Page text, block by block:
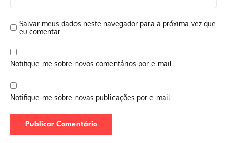
Salvar meus dados neste navegador para a próxima vez que
eu comentar.
Notifique-me sobre novos comentários por e-mail.
Notifique-me sobre novas publicações por e-mail.